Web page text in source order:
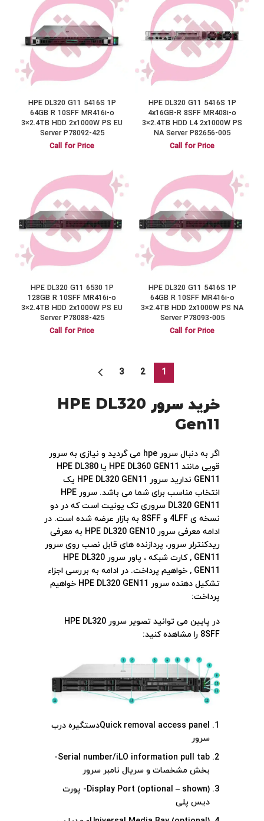
HPE DL320 G11 5416S 1P
4x16GB-R 8SFF MR408i-o
3×2.4TB HDD L4 2x1000W PS
NA Server P82656-005
Call for Price
HPE DL320 G11 5416S 1P
64GB R 10SFF MR416i-o
3×2.4TB HDD 2x1000W PS EU
Server P78092-425
Call for Price
HPE DL320 G11 5416S 1P
64GB R 10SFF MR416i-o
3×2.4TB HDD 2x1000W PS NA
Server P78093-005
Call for Price
HPE DL320 G11 6530 1P
128GB R 10SFF MR416i-o
3×2.4TB HDD 2x1000W PS EU
Server P78088-425
Call for Price
1
2
3
خرید سرور HPE DL320
Gen11
اگر به دنبال سرور hpe می گردید و نیازی به سرور
قویی مانند HPE DL360 GEN11 یا HPE DL380
GEN11 ندارید سرور HPE DL320 GEN11 یک
انتخاب مناسب برای شما می باشد. سرور HPE
DL320 GEN11 سروری تک یونیت است که در دو
نسخه ی 4LFF و 8SFF به بازار عرضه شده است. در
ادامه معرفی سرور HPE DL320 GEN10 به معرفی
ریدکنترلر سرور، پردازنده های قابل نصب روی سرور
GEN11 , کارت شبکه ، پاور سرور HPE DL320
GEN11 , خواهیم پرداخت. در ادامه به بررسی اجزاء
تشکیل دهنده سرور HPE DL320 GEN11 خواهیم
پرداخت:
در پایین می توانید تصویر سرور HPE DL320
8SFF را مشاهده کنید:
Quick removal access panelدستگیره درب
سرور
Serial number/iLO information pull tab-
بخش مشخصات و سریال نامبر سرور
Display Port (optional – shown)- پورت
دیس پلی